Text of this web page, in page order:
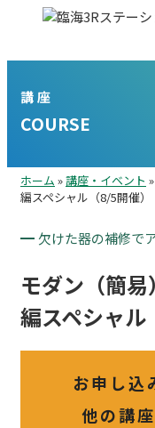
講座
COURSE
ホーム »講座・イベント »
編スペシャル（8/5開催）
欠けた器の補修で
モダン（簡
編スペシャル
お申し込
他の講